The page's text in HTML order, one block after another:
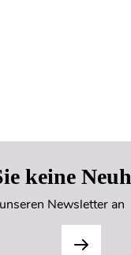
keine
Newsletter an